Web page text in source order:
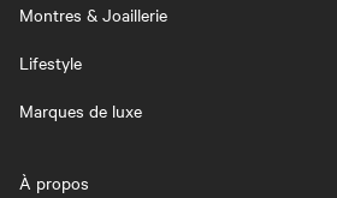
Montres & Joaillerie
Lifestyle
Marques de luxe
À propos